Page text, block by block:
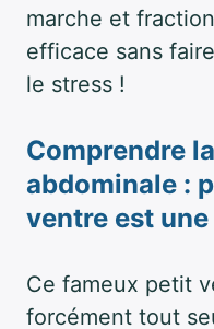
marche et
efficace sans
le stress !
Comprendre
abdominale :
ventre est
Ce fameux petit
forcément tout